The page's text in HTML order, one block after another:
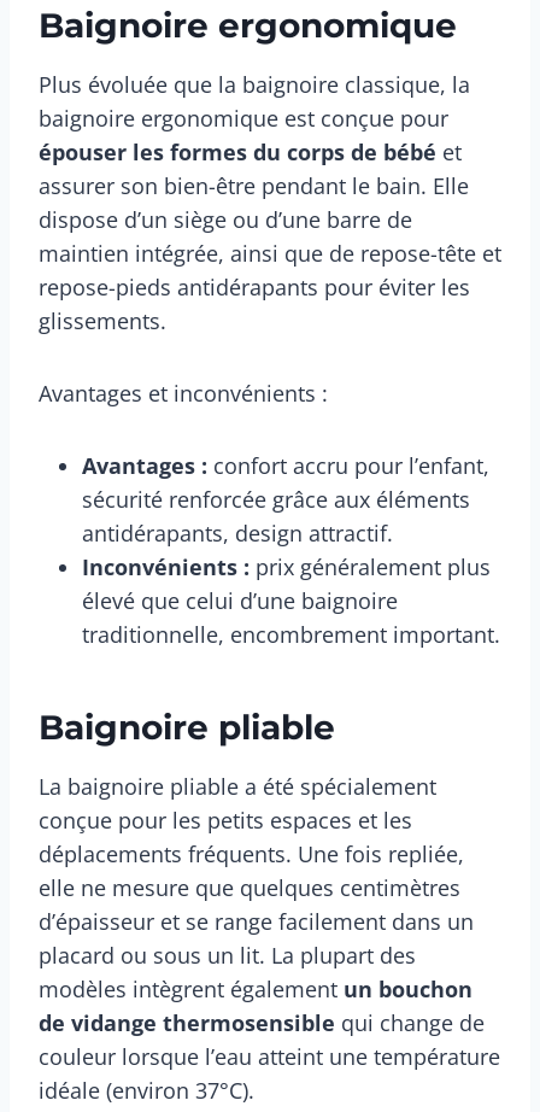
Baignoire ergonomique
Plus évoluée que la baignoire classique, la
baignoire ergonomique est conçue pour
épouser les formes du corps de bébé et
assurer son bien-être pendant le bain. Elle
dispose d’un siège ou d’une barre de
maintien intégrée, ainsi que de repose-tête et
repose-pieds antidérapants pour éviter les
glissements.
Avantages et inconvénients :
Avantages : confort accru pour l’enfant,
sécurité renforcée grâce aux éléments
antidérapants, design attractif.
Inconvénients : prix généralement plus
élevé que celui d’une baignoire
traditionnelle, encombrement important.
Baignoire pliable
La baignoire pliable a été spécialement
conçue pour les petits espaces et les
déplacements fréquents. Une fois repliée,
elle ne mesure que quelques centimètres
d’épaisseur et se range facilement dans un
placard ou sous un lit. La plupart des
modèles intègrent également un bouchon
de vidange thermosensible qui change de
couleur lorsque l’eau atteint une température
idéale (environ 37°C).